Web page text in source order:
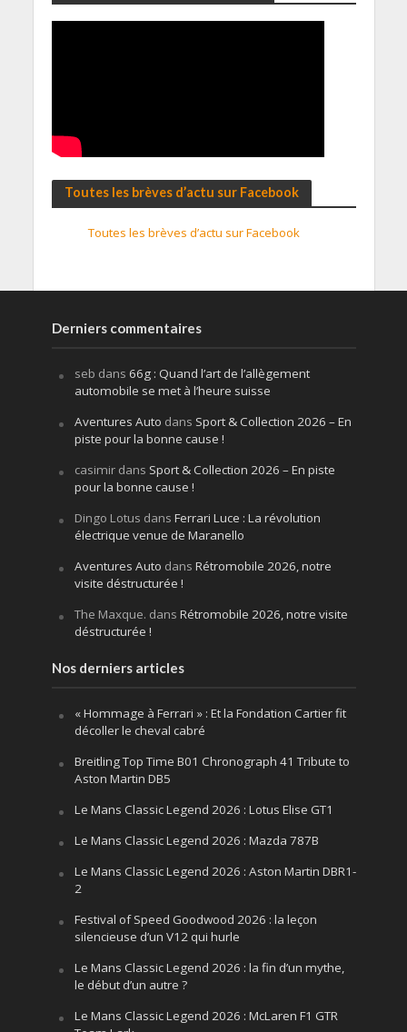
Toutes les brèves d’actu sur Facebook
Toutes les brèves d’actu sur Facebook
Derniers commentaires
seb dans 66g : Quand l’art de l’allègement
automobile se met à l’heure suisse
Aventures Auto dans Sport & Collection 2026 – En
piste pour la bonne cause !
casimirdans Sport & Collection 2026 – En piste
pour la bonne cause !
Dingo Lotus dans Ferrari Luce : La révolution
électrique venue de Maranello
Aventures Auto dans Rétromobile 2026, notre
visite déstructurée !
The Maxque. dans Rétromobile 2026, notre visite
déstructurée !
Nos derniers articles
« Hommage à Ferrari » : Et la Fondation Cartier fit
décoller le cheval cabré
Breitling Top Time B01 Chronograph 41 Tribute to
Aston Martin DB5
Le Mans Classic Legend 2026 : Lotus Elise GT1
Le Mans Classic Legend 2026 : Mazda 787B
Le Mans Classic Legend 2026 : Aston Martin DBR1-
2
Festival of Speed Goodwood 2026 : la leçon
silencieuse d’un V12 qui hurle
Le Mans Classic Legend 2026 : la fin d’un mythe,
le début d’un autre ?
Le Mans Classic Legend 2026 : McLaren F1 GTR